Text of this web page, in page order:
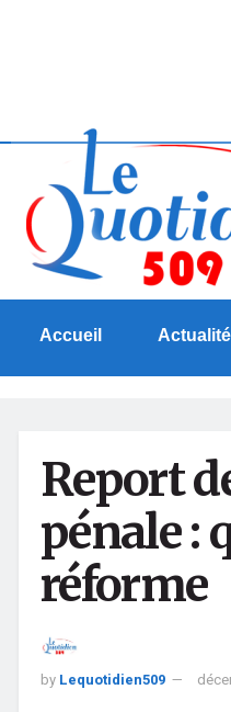
Accueil
Report
pénale :
réforme
by Lequotidien509